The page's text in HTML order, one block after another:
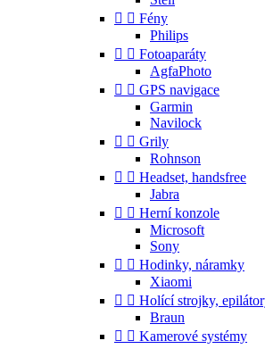
  Fény
Philips
  Fotoaparáty
AgfaPhoto
  GPS navigace
Garmin
Navilock
  Grily
Rohnson
  Headset, handsfree
Jabra
  Herní konzole
Microsoft
Sony
  Hodinky, náramky
Xiaomi
  Holící strojky,
Braun
  Kamerové systémy